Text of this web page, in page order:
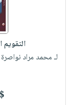
لـ محمد مراد نواصرة